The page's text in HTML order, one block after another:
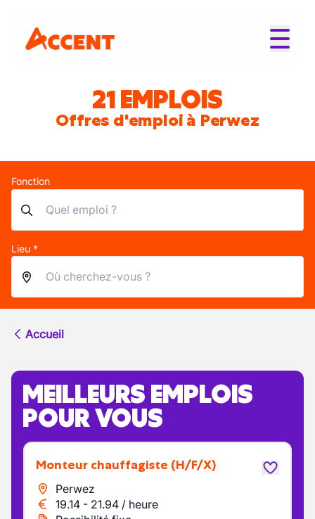
21 EMPLOIS
Offres d'emploi à Perwez
Fonction
Lieu *
Accueil
MEILLEURS EMPLOIS
POUR VOUS
Monteur chauffagiste (H/F/X)
Perwez
19.14 - 21.94 / heure